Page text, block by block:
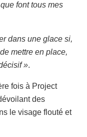
font tous mes
dans une glace si,
mettre en place,
».
fois à Project
des
le visage flouté et